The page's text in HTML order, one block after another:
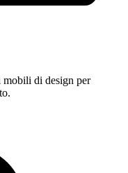
mobili di design per